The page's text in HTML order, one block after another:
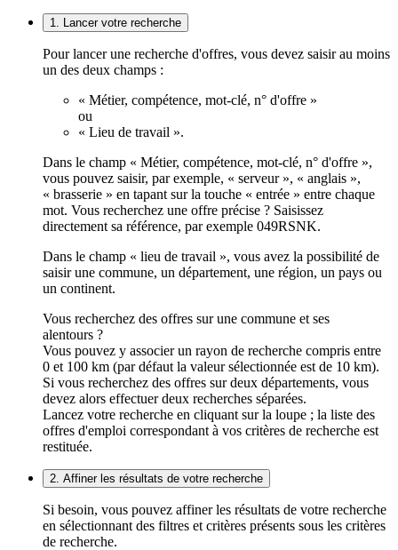
1. Lancer votre recherche
Pour lancer une recherche d'offres, vous devez saisir au moins
un des deux champs :
« Métier, compétence, mot-clé, n° d'offre »
ou
« Lieu de travail ».
Dans le champ « Métier, compétence, mot-clé, n° d'offre »,
vous pouvez saisir, par exemple, « serveur », « anglais »,
« brasserie » en tapant sur la touche « entrée » entre chaque
mot. Vous recherchez une offre précise ? Saisissez
directement sa référence, par exemple 049RSNK.
Dans le champ « lieu de travail », vous avez la possibilité de
saisir une commune, un département, une région, un pays ou
un continent.
Vous recherchez des offres sur une commune et ses
alentours ?
Vous pouvez y associer un rayon de recherche compris entre
0 et 100 km (par défaut la valeur sélectionnée est de 10 km).
Si vous recherchez des offres sur deux départements, vous
devez alors effectuer deux recherches séparées.
Lancez votre recherche en cliquant sur la loupe ; la liste des
offres d'emploi correspondant à vos critères de recherche est
restituée.
2. Affiner les résultats de votre recherche
Si besoin, vous pouvez affiner les résultats de votre recherche
en sélectionnant des filtres et critères présents sous les critères
de recherche.